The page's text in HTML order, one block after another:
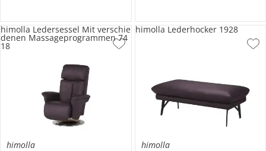
himolla
himolla Ledersessel Mit verschie
denen Massageprogrammen 74
18
himolla
himolla Lederhocker 1928